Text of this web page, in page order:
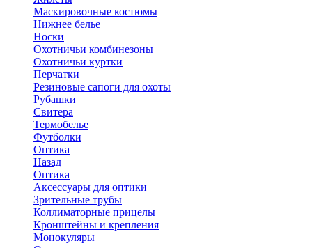
Маскировочные костюмы
Нижнее белье
Носки
Охотничьи комбинезоны
Охотничьи куртки
Перчатки
Резиновые сапоги для охоты
Рубашки
Свитера
Термобелье
Футболки
Оптика
Назад
Оптика
Аксессуары для оптики
Зрительные трубы
Коллиматорные прицелы
Кронштейны и крепления
Монокуляры